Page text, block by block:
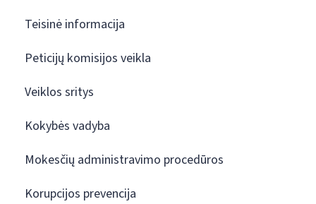
Teisinė informacija
Peticijų komisijos veikla
Veiklos sritys
Kokybės vadyba
Mokesčių administravimo procedūros
Korupcijos prevencija